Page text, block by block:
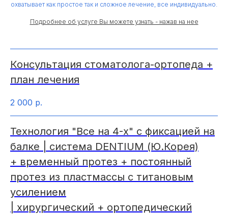
охватывает как простое так и сложное лечение, все индивидуально.
Подробнее об услуге Вы можете узнать - нажав на нее
Консультация стоматолога-ортопеда +
план лечения
2 000 р.
Технология "Все на 4-х" с фиксацией на
балке | система DENTIUM (Ю.Корея)
+ временный протез + постоянный
протез из пластмассы с титановым
усилением
| хирургический + ортопедический